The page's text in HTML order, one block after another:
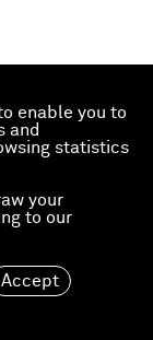
enable you to
and
statistics
your
to our
Accept